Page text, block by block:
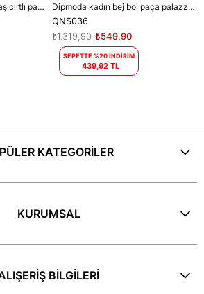
Dipmoda kadın atlas kumaş cırtlı palazzo pantolon DPGTS029 - Siyah
Dipmoda kadın bej bol paça palazzo kumaş pantolon DPQNS036
QNS036
₺549,90
₺1.319,90
SEPETTE %20 İNDİRİM
439,92 TL
KATEGORİLER
KURUMSAL
BİLGİLERİ